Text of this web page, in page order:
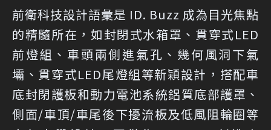
前衛科技設計語彙是 ID. Buzz 成為目光焦點
的精髓所在，如封閉式水箱罩、貫穿式LED
前燈組、車頭兩側進氣孔、幾何風洞下氣
壩、貫穿式LED尾燈組等新穎設計，搭配車
底封閉護板和動力電池系統鋁質底部護罩、
側面/車頂/車尾後下擾流板及低風阻輪圈等